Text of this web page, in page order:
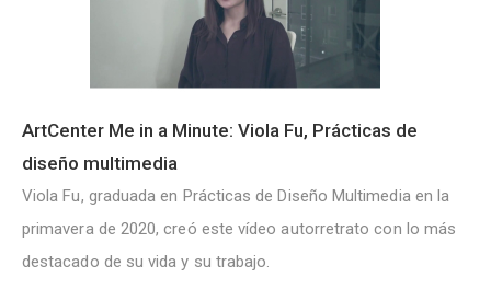
ArtCenter Me in a Minute: Viola Fu, Prácticas de
diseño multimedia
Viola Fu, graduada en Prácticas de Diseño Multimedia en la
primavera de 2020, creó este vídeo autorretrato con lo más
destacado de su vida y su trabajo.